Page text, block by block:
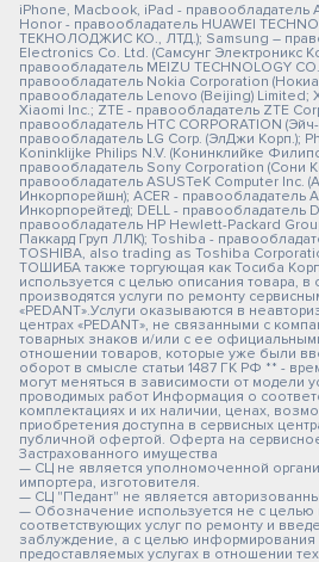
iPhone, Macbook, iPad - правообладатель
Honor - правообладатель HUAWEI
ТЕКНОЛОДЖИС КО., ЛТД.); Samsung –
Electronics Co. Ltd. (Самсунг Электроникс
правообладатель MEIZU TECHNOLOGY
правообладатель Nokia Corporation
правообладатель Lenovo (Beijing) Limited;
Xiaomi Inc.; ZTE - правообладатель ZTE
правообладатель HTC CORPORATION
правообладатель LG Corp. (ЭлДжи Корп.);
Koninklijke Philips N.V. (Конинклийке
правообладатель Sony Corporation (Сони
правообладатель ASUSTeK Computer Inc.
Инкорпорейшн); ACER - правообладатель
Инкорпорейтед); DELL - правообладатель
правообладатель HP Hewlett-Packard
Паккард Груп ЛЛК); Toshiba -
TOSHIBA, also trading as Toshiba
ТОШИБА также торгующая как Тосиба
используется с целью описания товара,
производятся услуги по ремонту
«PEDANT».Услуги оказываются в
центрах «PEDANT», не связанными с
товарных знаков и/или с ее
отношении товаров, которые уже были
оборот в смысле статьи 1487 ГК РФ ** -
могут меняться в зависимости от модели
проводимых работ Информация о
комплектациях и их наличии, ценах,
приобретения доступна в сервисных
публичной офертой. Оферта на
Застрахованного имущества
— СЦ не является уполномоченной
импортера, изготовителя.
— СЦ "Педант" не является
— Обозначение используется не с целью
соответствующих услуг по ремонту и
заблуждение, а с целью информирования
предоставляемых услугах в отношении